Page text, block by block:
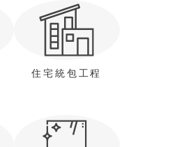
住宅統包工程